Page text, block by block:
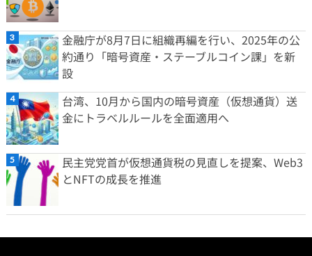
金融庁が8月7日に組織再編を行い、2025年の公
約通り「暗号資産・ステーブルコイン課」を新
設
台湾、10月から国内の暗号資産（仮想通貨）送
金にトラベルルールを全面適用へ
民主党党首が仮想通貨税の見直しを提案、Web3
とNFTの成長を推進